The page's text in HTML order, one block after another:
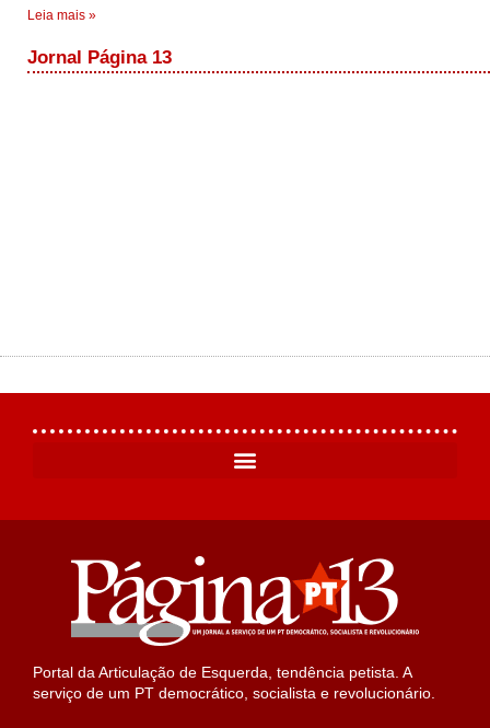
Leia mais »
Jornal Página 13
Portal da Articulação de Esquerda, tendência petista. A
serviço de um PT democrático, socialista e revolucionário.